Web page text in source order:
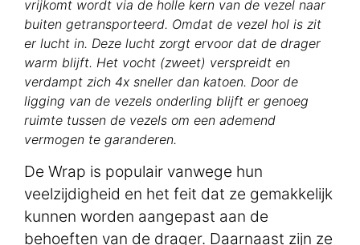
vrijkomt wordt via de holle kern van de vezel naar
buiten getransporteerd. Omdat de vezel hol is zit
er lucht in. Deze lucht zorgt ervoor dat de drager
warm blijft. Het vocht (zweet) verspreidt en
verdampt zich 4x sneller dan katoen. Door de
ligging van de vezels onderling blijft er genoeg
ruimte tussen de vezels om een ademend
vermogen te garanderen.
De Wrap is populair vanwege hun
veelzijdigheid en het feit dat ze gemakkelijk
kunnen worden aangepast aan de
behoeften van de drager. Daarnaast zijn ze